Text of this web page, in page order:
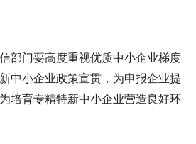
部门要高度重视优质中小企业梯度
中小企业政策宣贯，为申报企业提
培育专精特新中小企业营造良好环